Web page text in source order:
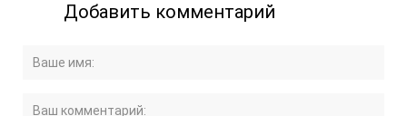
Добавить комментарий